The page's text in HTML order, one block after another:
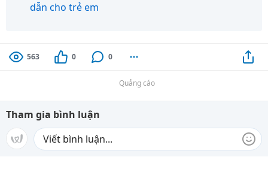
dẫn cho trẻ em
563 0 0
Quảng cáo
Tham gia bình luận